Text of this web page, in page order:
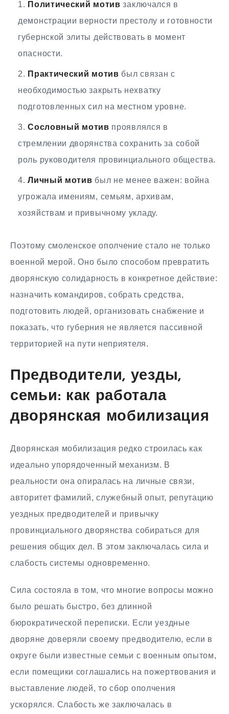
Политический мотив заключался в
демонстрации верности престолу и готовности
губернской элиты действовать в момент
опасности.
Практический мотив был связан с
необходимостью закрыть нехватку
подготовленных сил на местном уровне.
Сословный мотив проявлялся в
стремлении дворянства сохранить за собой
роль руководителя провинциального общества.
Личный мотив был не менее важен: война
угрожала имениям, семьям, архивам,
хозяйствам и привычному укладу.
Поэтому смоленское ополчение стало не только
военной мерой. Оно было способом превратить
дворянскую солидарность в конкретное действие:
назначить командиров, собрать средства,
подготовить людей, организовать снабжение и
показать, что губерния не является пассивной
территорией на пути неприятеля.
Предводители, уезды,
семьи: как работала
дворянская мобилизация
Дворянская мобилизация редко строилась как
идеально упорядоченный механизм. В
реальности она опиралась на личные связи,
авторитет фамилий, служебный опыт, репутацию
уездных предводителей и привычку
провинциального дворянства собираться для
решения общих дел. В этом заключалась сила и
слабость системы одновременно.
Сила состояла в том, что многие вопросы можно
было решать быстро, без длинной
бюрократической переписки. Если уездные
дворяне доверяли своему предводителю, если в
округе были известные семьи с военным опытом,
если помещики соглашались на пожертвования и
выставление людей, то сбор ополчения
ускорялся. Слабость же заключалась в